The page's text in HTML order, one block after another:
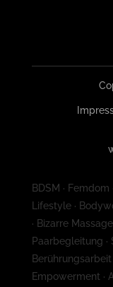
BDSM · Femdom
Lifestyle ·
· Bizarre
Paarbegleitung ·
Berührungsarbeit
Empowerment ·